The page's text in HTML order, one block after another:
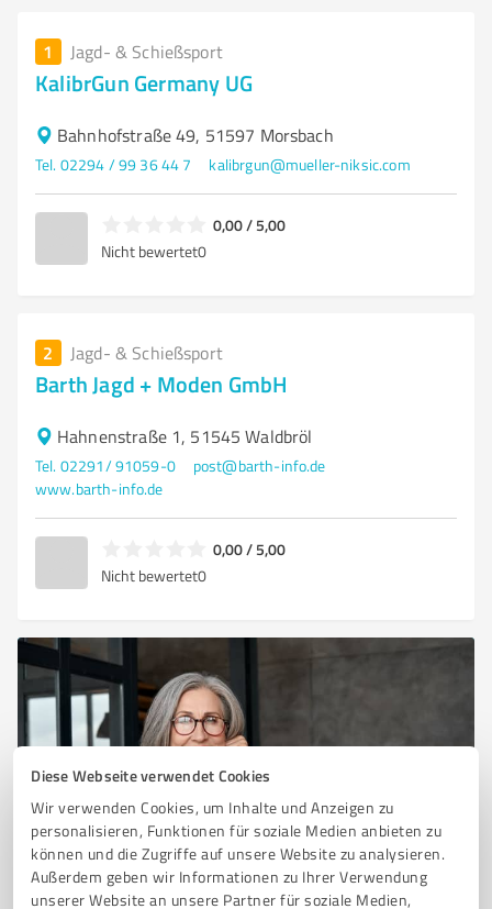
Diese Webseite verwendet Cookies
Wir verwenden Cookies, um Inhalte und Anzeigen zu
personalisieren, Funktionen für soziale Medien anbieten zu
können und die Zugriffe auf unsere Website zu analysieren.
Außerdem geben wir Informationen zu Ihrer Verwendung
unserer Website an unsere Partner für soziale Medien,
1 Jagd- & Schießsport
KalibrGun Germany UG
Bahnhofstraße 49, 51597 Morsbach
Tel. 02294 / 99 36 44 7 kalibrgun@mueller-niksic.com
0,00 / 5,00
Nicht bewertet0
2 Jagd- & Schießsport
Barth Jagd + Moden GmbH
Hahnenstraße 1, 51545 Waldbröl
Tel. 02291/ 91059-0
post@barth-info.de
www.barth-info.de
0,00 / 5,00
Nicht bewertet0
Sie möchten auch hier gelistet werden?
Registrieren Sie sich jetzt und werden Sie ein von